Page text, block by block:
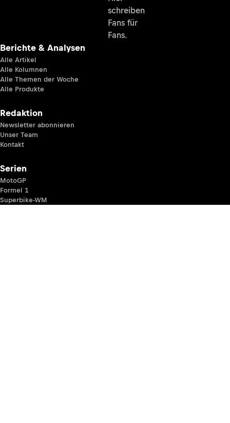
schreiben
Fans für
Fans.
Berichte & Analysen
Alle Artikel
Alle Kolumnen
Alle Themen der Woche
Alle Produkte
Redaktion
Newsletter abonnieren
Unser Team
Kontakt
Serien
MotoGP
Formel 1
Superbike-WM